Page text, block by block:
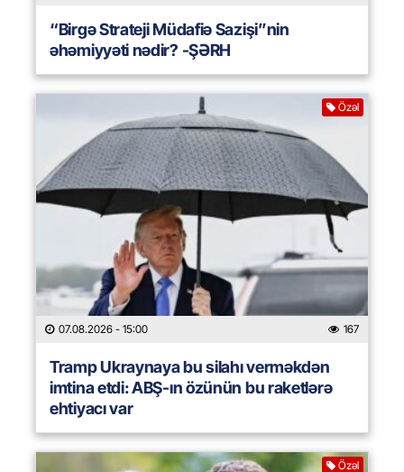
“Birgə Strateji Müdafiə Sazişi”nin
əhəmiyyəti nədir? -ŞƏRH
Özəl
07.08.2026 - 15:00 167
Tramp Ukraynaya bu silahı verməkdən
imtina etdi: ABŞ-ın özünün bu raketlərə
ehtiyacı var
Özəl